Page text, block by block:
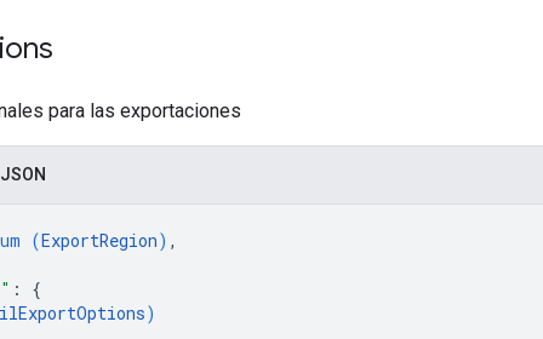
para las exportaciones
(ExportRegion) ,
: {
)